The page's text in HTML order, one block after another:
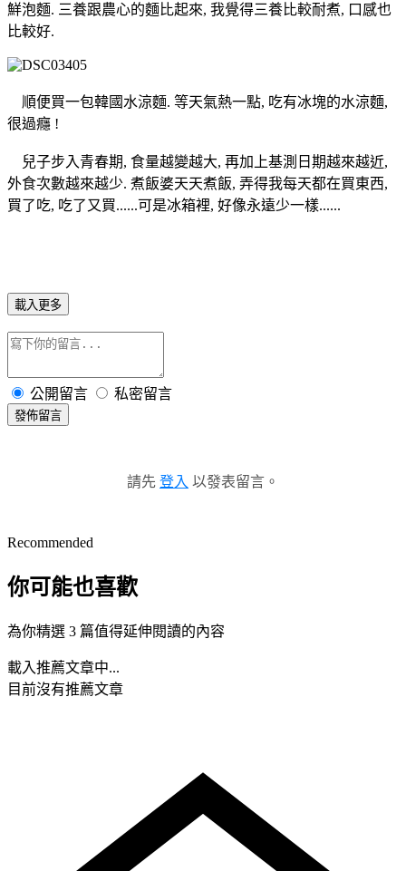
鮮泡麵. 三養跟農心的麵比起來, 我覺得三養比較耐煮, 口感也
比較好.
順便買一包韓國水涼麵. 等天氣熱一點, 吃有冰塊的水涼麵,
很過癮 !
兒子步入青春期, 食量越變越大, 再加上基測日期越來越近,
外食次數越來越少. 煮飯婆天天煮飯, 弄得我每天都在買東西,
買了吃, 吃了又買......可是冰箱裡, 好像永遠少一樣......
載入更多
公開留言 私密留言
發佈留言
請先 登入 以發表留言。
Recommended
你可能也喜歡
為你精選 3 篇值得延伸閱讀的內容
載入推薦文章中...
目前沒有推薦文章